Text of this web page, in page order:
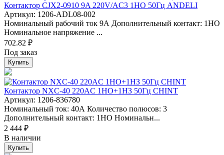
Контактор CJX2-0910 9A 220V/AC3 1НО 50Гц ANDELI
Артикул: 1206-ADL08-002
Номинальный рабочий ток 9А Дополнительный контакт: 1НО
Номинальное напряжение ...
702.82 ₽
Под заказ
Купить
Контактор NXC-40 220AC 1НО+1НЗ 50Гц CHINT
Артикул: 1206-836780
Номинальный ток: 40А Количество полюсов: 3
Дополнительный контакт: 1НО Номинальн...
2 444 ₽
В наличии
Купить